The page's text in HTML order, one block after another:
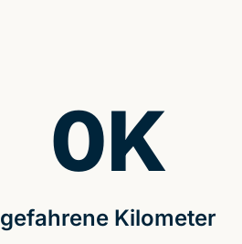
gefahrene Kilometer
0K